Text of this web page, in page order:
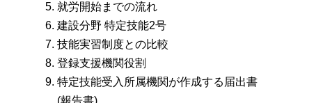
就労開始までの流れ
建設分野 特定技能2号
技能実習制度との比較
登録支援機関役割
特定技能受入所属機関が作成する届出書
(報告書)